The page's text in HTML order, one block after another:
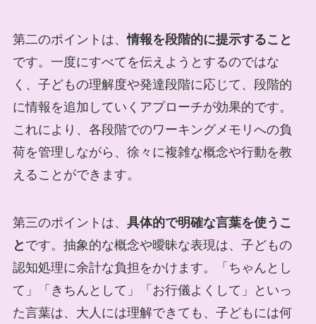
第二のポイントは、情報を段階的に提示すること
です。一度にすべてを伝えようとするのではな
く、子どもの理解度や発達段階に応じて、段階的
に情報を追加していくアプローチが効果的です。
これにより、各段階でのワーキングメモリへの負
荷を管理しながら、徐々に複雑な概念や行動を教
えることができます。
第三のポイントは、 具体的で明確な言葉を使うこ
と です。抽象的な概念や曖昧な表現は、子どもの
認知処理に余計な負担をかけます。「ちゃんとし
て」「きちんとして」「お行儀よくして」といっ
た言葉は、大人には理解できても、子どもには何